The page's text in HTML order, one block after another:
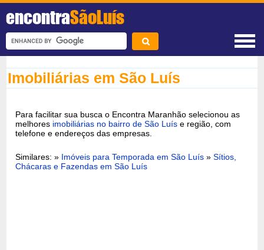
encontraSãoLuís
Imobiliárias em São Luís
Para facilitar sua busca o Encontra Maranhão selecionou as
melhores imobiliárias no bairro de São Luís e região, com
telefone e endereços das empresas.
Similares: » Imóveis para Temporada em São Luís »Sítios,
Chácaras e Fazendas em São Luís